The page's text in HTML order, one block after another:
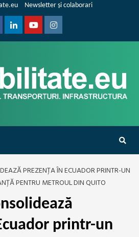
Newsletter și colaborari
LinkedinYoutubeInstagram
PREZENȚA ÎN ECUADOR PRINTR-UN
PENTRU METROUL DIN QUITO
printr-un